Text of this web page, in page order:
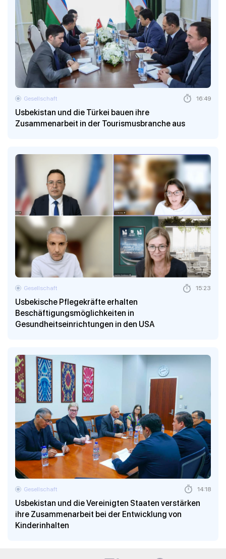
Usbekistan und die Türkei bauen ihre
Zusammenarbeit in der Tourismusbranche aus
Gesellschaft 16:49
Usbekische Pflegekräfte erhalten
Beschäftigungsmöglichkeiten in
Gesundheitseinrichtungen in den USA
Gesellschaft 15:23
Usbekistan und die Vereinigten Staaten verstärken
ihre Zusammenarbeit bei der Entwicklung von
Kinderinhalten
Gesellschaft 14:18